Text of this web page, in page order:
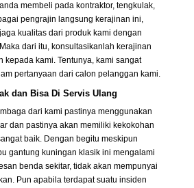
membeli pada kontraktor, tengkulak,
pengrajin langsung kerajinan ini,
kualitas dari produk kami dengan
dari itu, konsultasikanlah kerajinan
kepada kami. Tentunya, kami sangat
pertanyaan dari calon pelanggan kami.
dan Bisa Di Servis Ulang
dari kami pastinya menggunakan
dan pastinya akan memiliki kekokohan
baik. Dengan begitu meskipun
gantung kuningan klasik ini mengalami
benda sekitar, tidak akan mempunyai
Pun apabila terdapat suatu insiden